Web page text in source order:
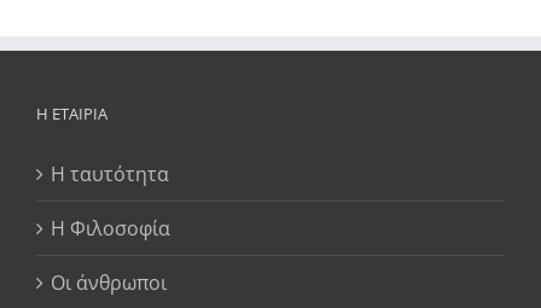
Η ΕΤΑΙΡΊΑ
Η ταυτότητα
Η Φιλοσοφία
Οι άνθρωποι